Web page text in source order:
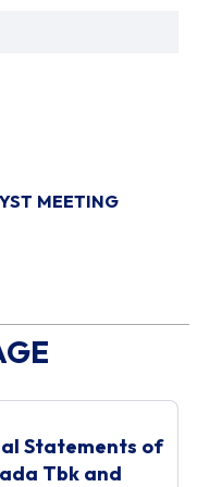
MEETING
Statements of
Tbk and